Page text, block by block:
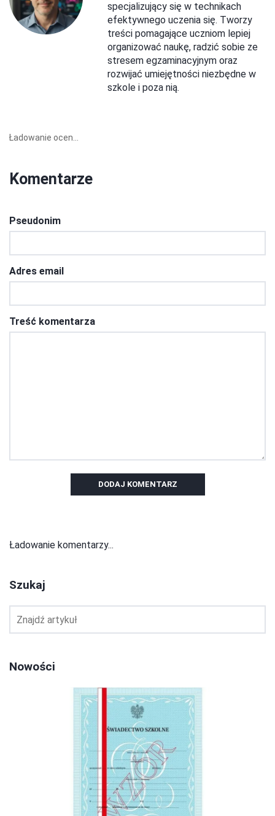
specjalizujący się w technikach
efektywnego uczenia się. Tworzy
treści pomagające uczniom lepiej
organizować naukę, radzić sobie ze
stresem egzaminacyjnym oraz
rozwijać umiejętności niezbędne w
szkole i poza nią.
Ładowanie ocen...
Komentarze
Pseudonim
Adres email
Treść komentarza
DODAJ KOMENTARZ
Ładowanie komentarzy...
Szukaj
Nowości